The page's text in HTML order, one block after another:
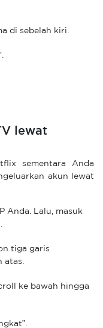
di sebelah kiri.
lewat
sementara Anda
akun lewat
Anda. Lalu, masuk
tiga garis
atas.
ke bawah hingga